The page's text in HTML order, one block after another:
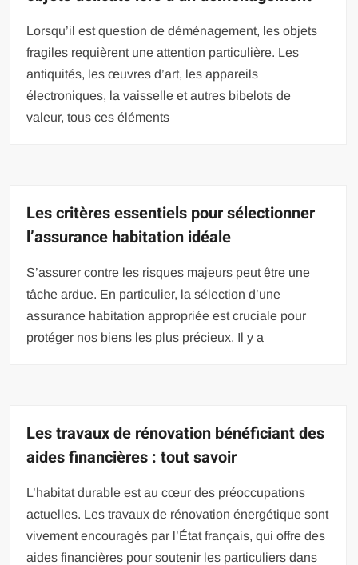
Lorsqu’il est question de déménagement, les objets
fragiles requièrent une attention particulière. Les
antiquités, les œuvres d’art, les appareils
électroniques, la vaisselle et autres bibelots de
valeur, tous ces éléments
Les critères essentiels pour sélectionner
l’assurance habitation idéale
S’assurer contre les risques majeurs peut être une
tâche ardue. En particulier, la sélection d’une
assurance habitation appropriée est cruciale pour
protéger nos biens les plus précieux. Il y a
Les travaux de rénovation bénéficiant des
aides financières : tout savoir
L’habitat durable est au cœur des préoccupations
actuelles. Les travaux de rénovation énergétique sont
vivement encouragés par l’État français, qui offre des
aides financières pour soutenir les particuliers dans